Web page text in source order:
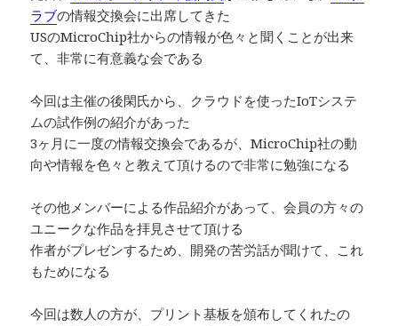
ラブの情報交換会に出席してきた
USのMicroChip社からの情報が色々と聞くことが出来
て、非常に有意義な会である
今回は主催の後閑氏から、クラウドを使ったIoTシステ
ムの試作例の紹介があった
3ヶ月に一度の情報交換会であるが、MicroChip社の動
向や情報を色々と教えて頂けるので非常に勉強になる
その他メンバーによる作品紹介があって、会員の方々の
ユニークな作品を拝見させて頂ける
作者がプレゼンするため、開発の苦労話が聞けて、これ
もためになる
今回は数人の方が、プリント基板を頒布してくれたの